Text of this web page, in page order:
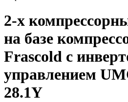
2-х
на базе
Frascold с
управлением
28.1Y